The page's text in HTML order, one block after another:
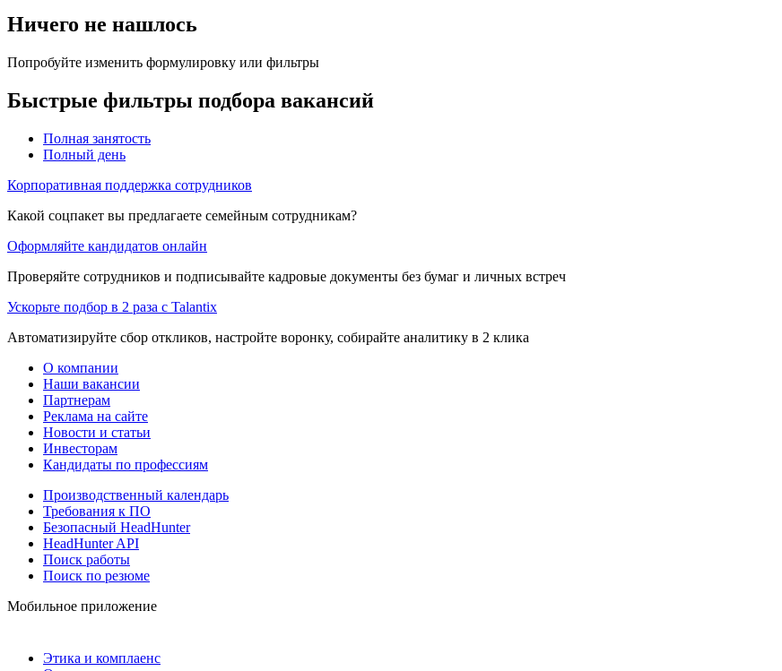
Ничего не нашлось
Попробуйте изменить формулировку или фильтры
Быстрые фильтры подбора вакансий
Полная занятость
Полный день
Корпоративная поддержка сотрудников
Какой соцпакет вы предлагаете семейным сотрудникам?
Оформляйте кандидатов онлайн
Проверяйте сотрудников и подписывайте кадровые документы без бумаг и личных встреч
Ускорьте подбор в 2 раза с Talantix
Автоматизируйте сбор откликов, настройте воронку, собирайте аналитику в 2 клика
О компании
Наши вакансии
Партнерам
Реклама на сайте
Новости и статьи
Инвесторам
Кандидаты по профессиям
Производственный календарь
Требования к ПО
Безопасный HeadHunter
HeadHunter API
Поиск работы
Поиск по резюме
Мобильное приложение
Этика и комплаенс